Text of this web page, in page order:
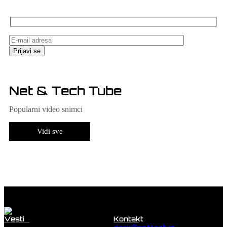
Net & Tech Tube
Popularni video snimci
Vidi sve
Vesti Kontakt